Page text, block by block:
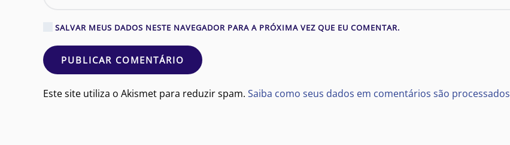
SALVAR MEUS DADOS NESTE NAVEGADOR PARA A PRÓXIMA VEZ QUE EU COMENTAR.
PUBLICAR COMENTÁRIO
Este site utiliza o Akismet para reduzir spam. Saiba como seus dados em comentários são processados